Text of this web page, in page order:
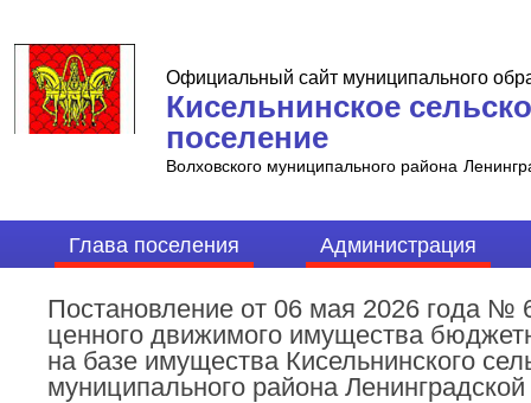
Официальный сайт муниципального
Кисельнинское
поселение
Волховского муниципального района
Глава поселения Администрация
Постановление от 06 мая 2026 года №
ценного движимого имущества
на базе имущества Кисельнинского
муниципального района